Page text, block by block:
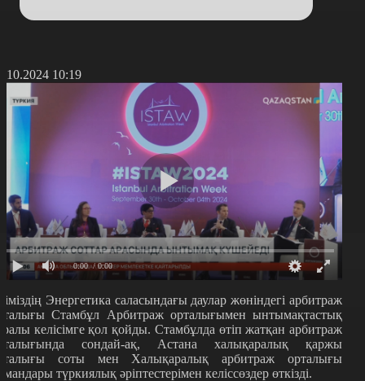
10:19
0:00 / 0:00
Энергетика саласындағы даулар жөніндегі арбитраж
Стамбұл Арбитраж орталығымен ынтымақтастық
келісімге қол қойды. Стамбұлда өтіп жатқан арбитраж
сондай-ақ, Астана халықаралық қаржы
соты мен Халықаралық арбитраж орталығы
түркиялық әріптестерімен келіссөздер өткізді.